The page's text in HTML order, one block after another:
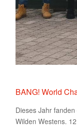
BANG! World
Dieses Jahr
Wilden Westens.